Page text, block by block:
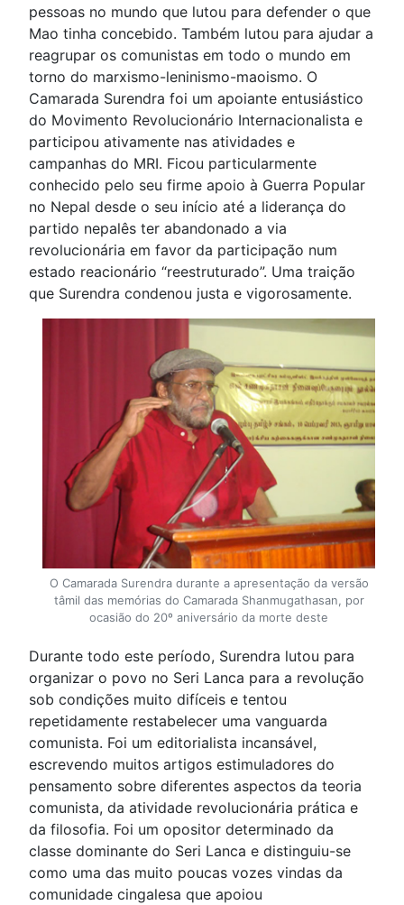
pessoas no mundo que lutou para defender o que
Mao tinha concebido. Também lutou para ajudar a
reagrupar os comunistas em todo o mundo em
torno do marxismo-leninismo-maoismo. O
Camarada Surendra foi um apoiante entusiástico
do Movimento Revolucionário Internacionalista e
participou ativamente nas atividades e
campanhas do MRI. Ficou particularmente
conhecido pelo seu firme apoio à Guerra Popular
no Nepal desde o seu início até a liderança do
partido nepalês ter abandonado a via
revolucionária em favor da participação num
estado reacionário “reestruturado”. Uma traição
que Surendra condenou justa e vigorosamente.
O Camarada Surendra durante a apresentação da versão
tâmil das memórias do Camarada Shanmugathasan, por
ocasião do 20º aniversário da morte deste
Durante todo este período, Surendra lutou para
organizar o povo no Seri Lanca para a revolução
sob condições muito difíceis e tentou
repetidamente restabelecer uma vanguarda
comunista. Foi um editorialista incansável,
escrevendo muitos artigos estimuladores do
pensamento sobre diferentes aspectos da teoria
comunista, da atividade revolucionária prática e
da filosofia. Foi um opositor determinado da
classe dominante do Seri Lanca e distinguiu-se
como uma das muito poucas vozes vindas da
comunidade cingalesa que apoiou